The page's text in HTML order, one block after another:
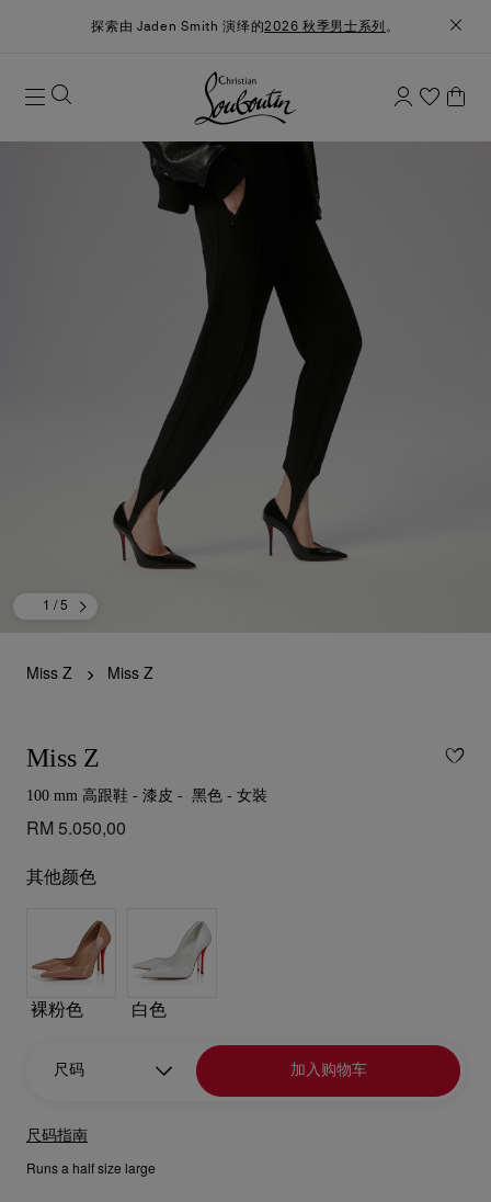
探索由 Jaden Smith 演绎的2026 秋季男士系列 。
1 / 5
Miss Z Miss Z
Miss Z
100 mm 高跟鞋 - 漆皮 - 黑色 - 女裝
RM 5.050,00
其他颜色
裸粉色 白色
尺码 加入购物车
尺码指南
Runs a half size large